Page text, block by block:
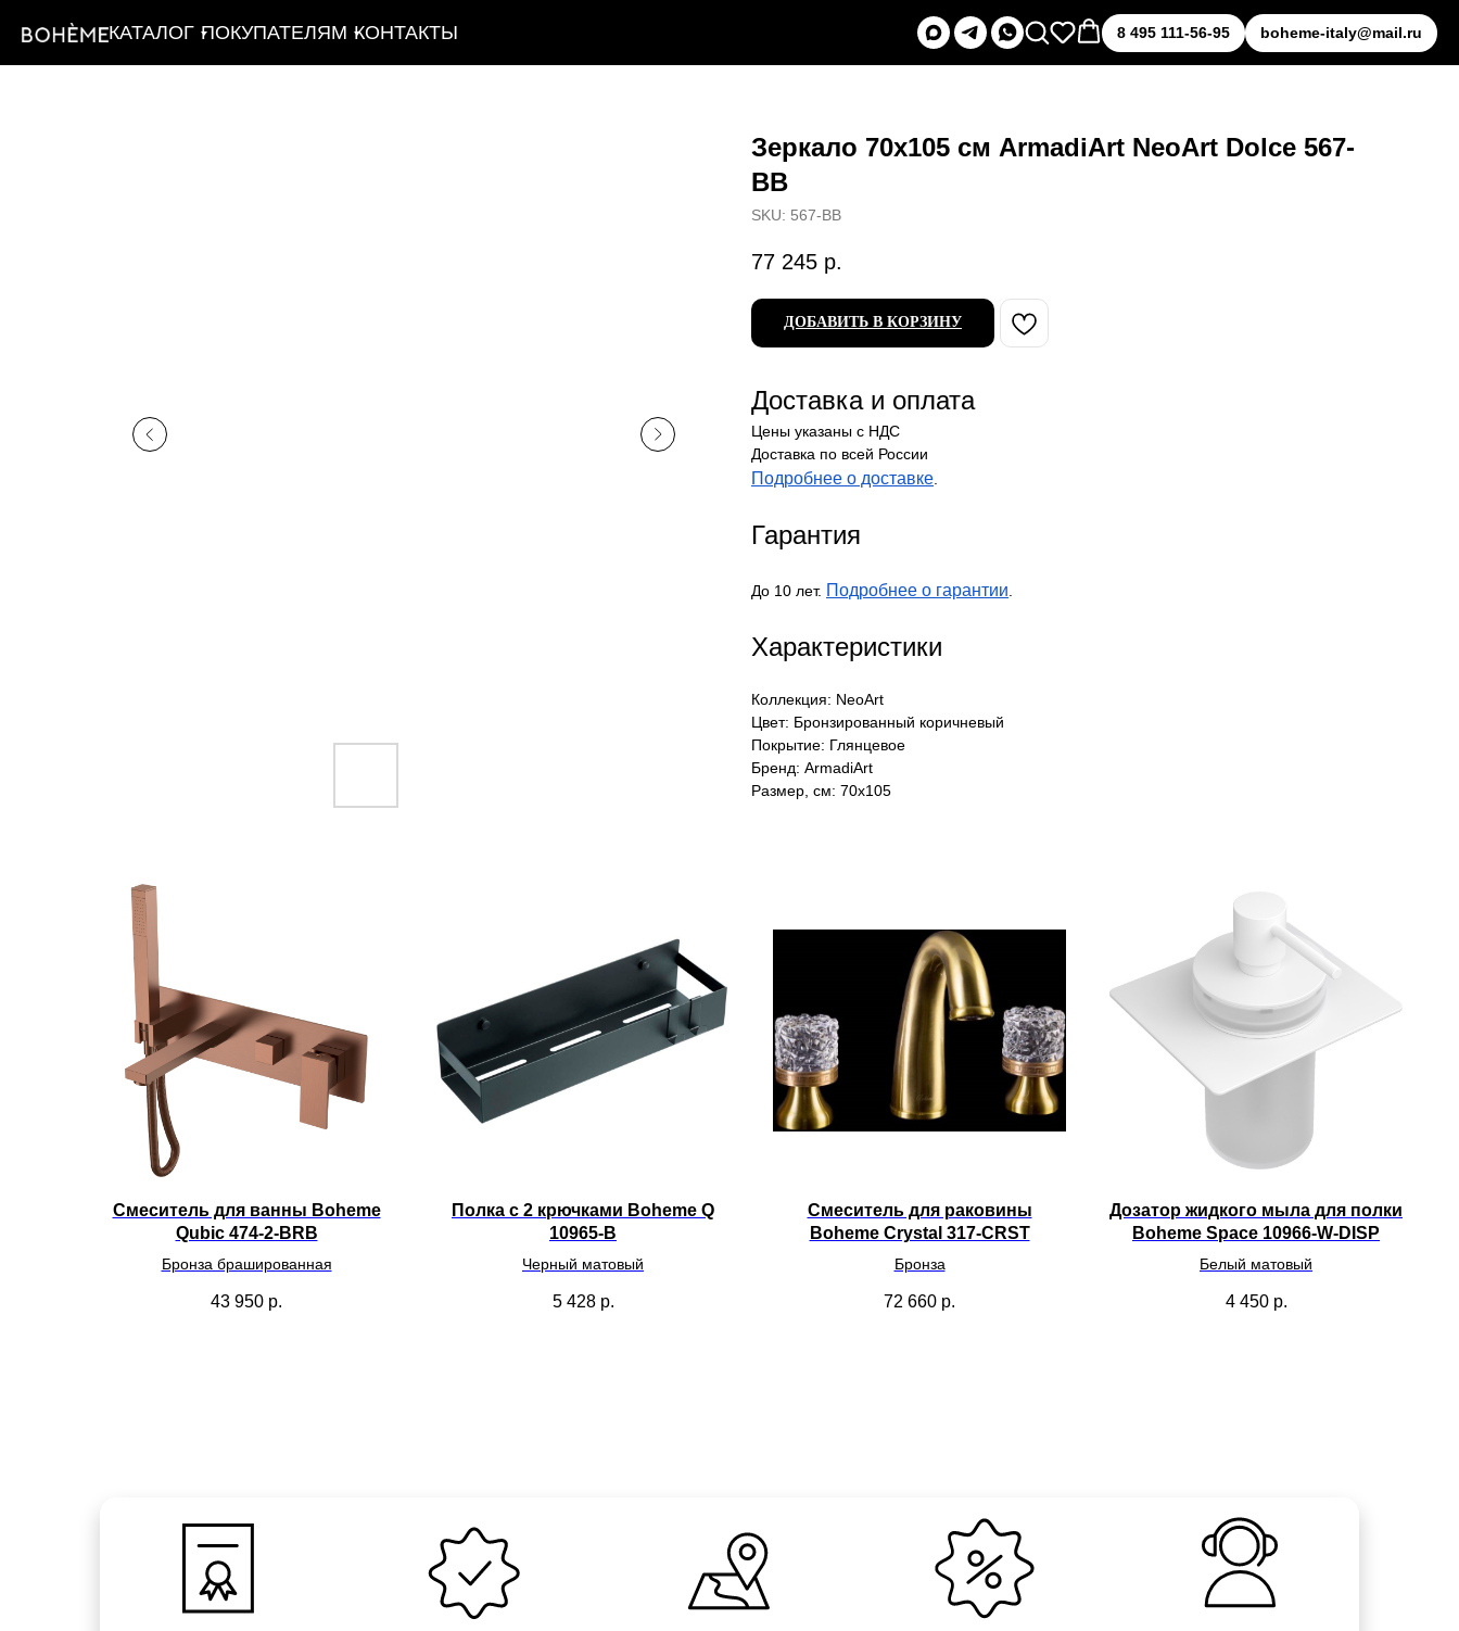
КАТАЛОГ ПОКУПАТЕЛЯМ КОНТАКТЫ 8 495 111-56-95 boheme-italy@mail.ru
Зеркало 70х105 см ArmadiArt NeoArt Dolce 567-
BB
SKU: 567-BB
77 245 р.
ДОБАВИТЬ В КОРЗИНУ
Доставка и оплата
Цены указаны с НДС
Доставка по всей России
Подробнее о доставке.
Гарантия
До 10 лет. Подробнее о гарантии.
Характеристики
Коллекция: NeoArt
Цвет: Бронзированный коричневый
Покрытие: Глянцевое
Бренд: ArmadiArt
Размер, см: 70х105
Смеситель для ванны Boheme
Qubic 474-2-BRB
Бронза брашированная
43 950 р.
Полка с 2 крючками Boheme Q
10965-B
Черный матовый
5 428 р.
Смеситель для раковины
Boheme Crystal 317-CRST
Бронза
72 660 р.
Дозатор жидкого мыла для полки
Boheme Space 10966-W-DISP
Белый матовый
4 450 р.